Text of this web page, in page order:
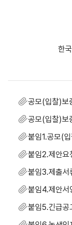
한국해외인
공모(입찰)보
공모(입찰)보
붙임1.공모(
붙임2.제안
붙임3.제출
붙임4.제안
붙임5.긴급